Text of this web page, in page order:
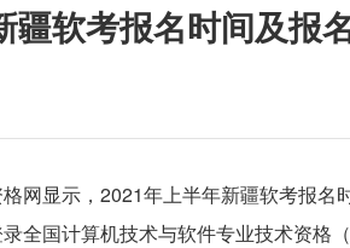
疆软考报名时间及报
网显示，2021年上半年新疆软考报名
全国计算机技术与软件专业技术资格